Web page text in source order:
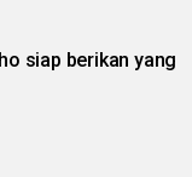
siap berikan yang